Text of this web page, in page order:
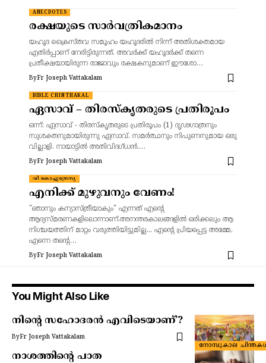
ANECDOTES
രക്ഷയുടെ സാർവത്രികമാനം
യഹൂദ ക്രൈസ്തവ സമൂഹം യഹൂദരിൽ നിന്ന് അതിശക്തമായ
എതിർപ്പാണ് നേരിട്ടിരുന്നത്. അവർക്ക് യഹൂദർക്ക് തന്നെ
പ്രതീക്ഷയായിരുന്ന രാജാവും രക്ഷകനുമാണ് ഈശോ…
ByFr Joseph Vattakalam
BIBLE CHINTHAKAL
ഏസാവ് – തിരസ്കൃതരുടെ പ്രതിരൂപം
ഒന്ന്: ഏസാവ് - തിരസ്കൃതരുടെ പ്രതിരൂപം (1) ദൃഢഗാത്രനും
സുശക്തനുമായിരുന്നു ഏസാവ്. സമർത്ഥനും നിപുണനുമായ ഒരു
വില്ലാളി. നായാട്ടിൽ അതിവിദഗ്ധൻ.…
ByFr Joseph Vattakalam
വി കൊച്ചുത്രേസ്യ
എനിക്ക് മുഴുവനും വേണം!
"ഞാനും കന്യാസ്ത്രീയാകും" എന്നത് എന്റെ
ആദ്യസ്മരണകളിലൊന്നാണ്.അനന്തരകാലങ്ങളിൽ ഒരിക്കലും ആ
നിശ്ചയത്തിന് മാറ്റം വരുത്തിയിട്ടുമില്ല... എന്റെ പ്രിയപ്പെട്ട അമ്മേ,
എന്നെ തന്റെ…
ByFr Joseph Vattakalam
You Might Also Like
നോമ്പുകാല
നിന്റെ സഹോദരൻ എവിടെയാണ്’?
ByFr Joseph Vattakalam
നാശത്തിന്റെ പാത